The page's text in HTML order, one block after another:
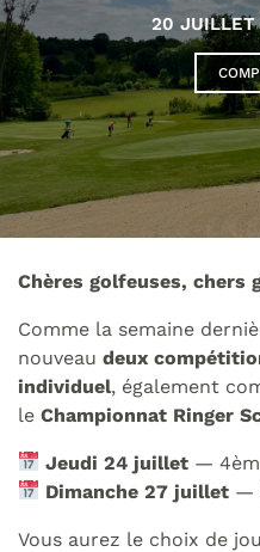
20 JUILLET
Chères golfeuses, chers
Comme la semaine
nouveau deux
individuel, également
le Championnat Ringer
Jeudi 24 juillet —
Dimanche 27 juillet —
Vous aurez le choix de